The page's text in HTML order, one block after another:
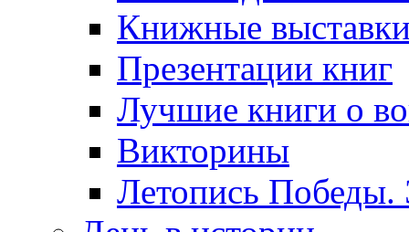
Книжные
Презентации книг
Лучшие книги о
Викторины
Летопись Победы.